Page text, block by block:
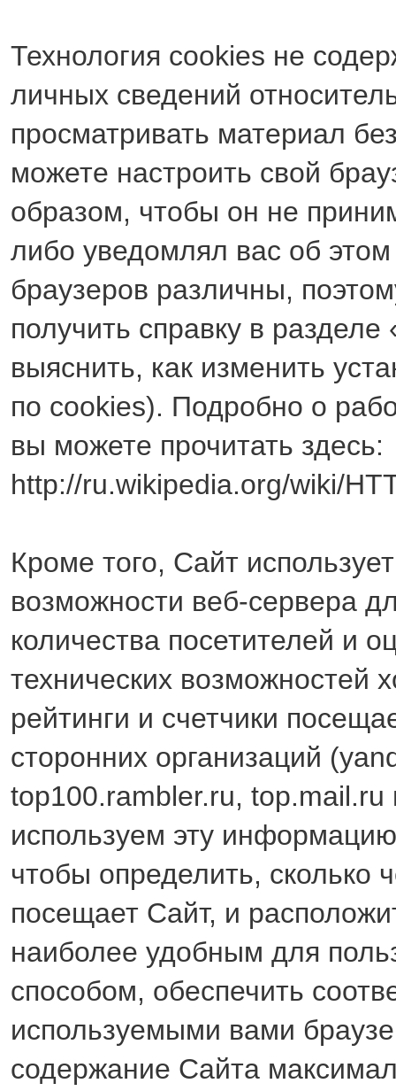
Технология cookies не
личных сведений
просматривать материал
можете настроить свой
образом, чтобы он не
либо уведомлял вас об этом
браузеров различны,
получить справку в
выяснить, как изменить
по cookies). Подробно о
вы можете прочитать здесь:
http://ru.wikipedia.org/wiki/
Кроме того, Сайт
возможности веб-сервера
количества посетителей и
технических возможностей
рейтинги и счетчики
сторонних организаций
top100.rambler.ru,
используем эту
чтобы определить, сколько
посещает Сайт, и
наиболее удобным для
способом, обеспечить
используемыми вами
содержание Сайта